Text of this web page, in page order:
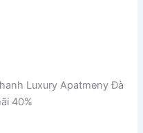
Luxury Apatmeny Đà
40%